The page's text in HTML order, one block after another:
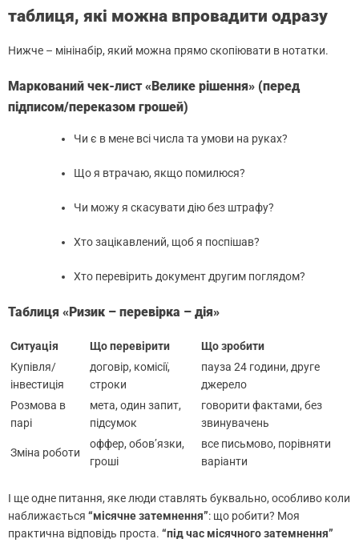
таблиця, які можна впровадити одразу
Нижче – мінінабір, який можна прямо скопіювати в нотатки.
Маркований чек-лист «Велике рішення» (перед
підписом/переказом грошей)
Чи є в мене всі числа та умови на руках?
Що я втрачаю, якщо помилюся?
Чи можу я скасувати дію без штрафу?
Хто зацікавлений, щоб я поспішав?
Хто перевірить документ другим поглядом?
Таблиця «Ризик – перевірка – дія»
Ситуація Що перевірити
Що зробити
Купівля/
інвестиція
договір, комісії,
строки
пауза 24 години, друге
джерело
Розмова в
парі
мета, один запит,
підсумок
говорити фактами, без
звинувачень
Зміна роботи
оффер, обов’язки,
гроші
все письмово, порівняти
варіанти
І ще одне питання, яке люди ставлять буквально, особливо коли
наближається “місячне затемнення”: що робити? Моя
практична відповідь проста. “під час місячного затемнення”